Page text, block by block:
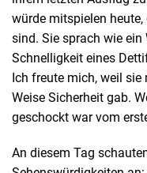
würde mitspielen
sind. Sie sprach wie
Schnelligkeit eines
Ich freute mich, weil
Weise Sicherheit gab.
geschockt war vom
An diesem Tag